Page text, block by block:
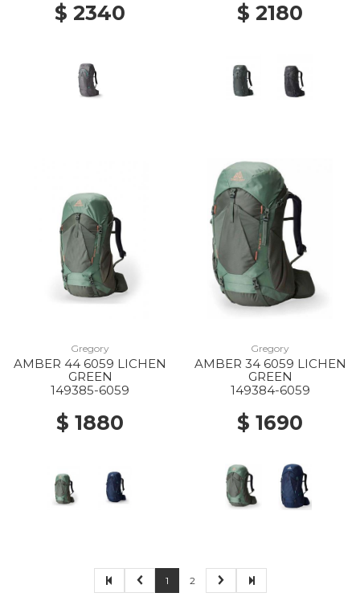
$ 2340 $ 2180
Gregory
AMBER 44 6059 LICHEN
GREEN
149385-6059
$ 1880
Gregory
AMBER 34 6059 LICHEN
GREEN
149384-6059
$ 1690
1 2